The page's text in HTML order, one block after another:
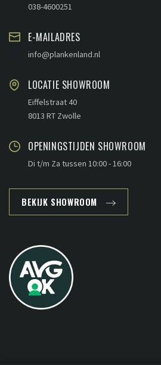
038-4600251
E-MAILADRES
info@plankenland.nl
LOCATIE SHOWROOM
Eiffelstraat 40
8013 RT Zwolle
OPENINGSTIJDEN SHOWROOM
Di t/m Za tussen 10:00 - 16:00
BEKIJK SHOWROOM